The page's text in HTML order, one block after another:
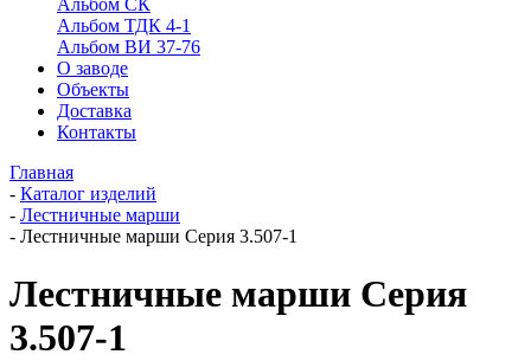
Альбом СК
Альбом ТДК 4-1
Альбом ВИ 37-76
О заводе
Объекты
Доставка
Контакты
Главная
- Каталог изделий
- Лестничные марши
- Лестничные марши Серия 3.507-1
Лестничные марши Серия
3.507-1